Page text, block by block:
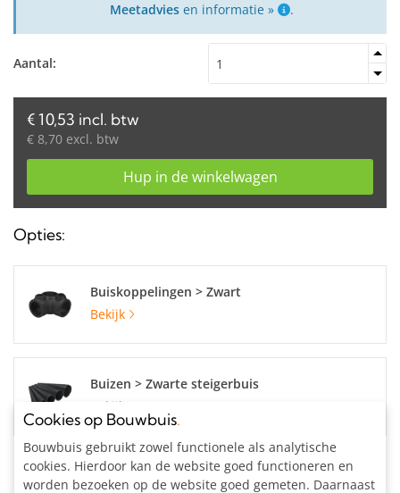
Meetadviesen informatie » .
Aantal:
€ 10,53 incl. btw
€ 8,70 excl. btw
Hup in de winkelwagen
Opties:
Buiskoppelingen > Zwart
Bekijk
Buizen > Zwarte steigerbuis
Bekijk
Specificaties
Cookies op Bouwbuis
Bouwbuis gebruikt zowel functionele als analytische
cookies. Hierdoor kan de website goed functioneren en
worden bezoeken op de website goed gemeten. Daarnaast